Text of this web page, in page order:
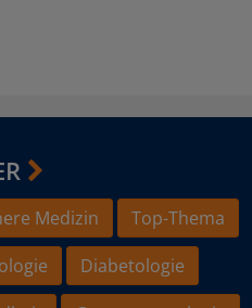
Medizin
Top-Thema
Diabetologie